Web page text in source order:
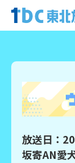
放送日：
坂寄AN愛